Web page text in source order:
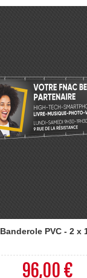
Banderole PVC - 2 x
96,00 €